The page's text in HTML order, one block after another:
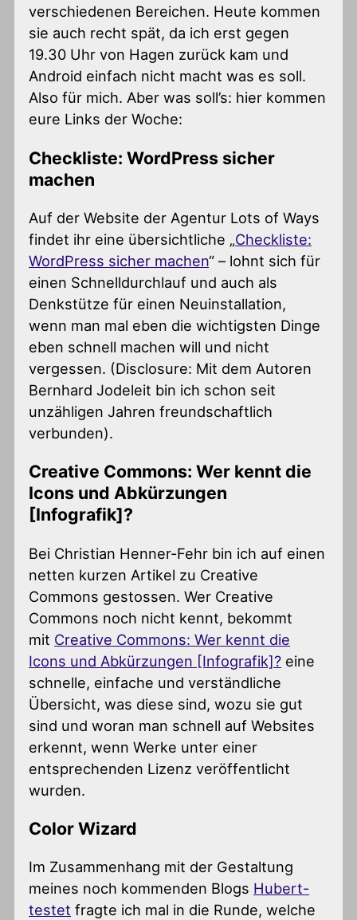
verschiedenen Bereichen. Heute kommen
sie auch recht spät, da ich erst gegen
19.30 Uhr von Hagen zurück kam und
Android einfach nicht macht was es soll.
Also für mich. Aber was soll’s: hier kommen
eure Links der Woche:
Checkliste: WordPress sicher
machen
Auf der Website der Agentur Lots of Ways
findet ihr eine übersichtliche „Checkliste:
WordPress sicher machen“ – lohnt sich für
einen Schnelldurchlauf und auch als
Denkstütze für einen Neuinstallation,
wenn man mal eben die wichtigsten Dinge
eben schnell machen will und nicht
vergessen. (Disclosure: Mit dem Autoren
Bernhard Jodeleit bin ich schon seit
unzähligen Jahren freundschaftlich
verbunden).
Creative Commons: Wer kennt die
Icons und Abkürzungen
[Infografik]?
Bei Christian Henner-Fehr bin ich auf einen
netten kurzen Artikel zu Creative
Commons gestossen. Wer Creative
Commons noch nicht kennt, bekommt
mit Creative Commons: Wer kennt die
Icons und Abkürzungen [Infografik]? eine
schnelle, einfache und verständliche
Übersicht, was diese sind, wozu sie gut
sind und woran man schnell auf Websites
erkennt, wenn Werke unter einer
entsprechenden Lizenz veröffentlicht
wurden.
Color Wizard
Im Zusammenhang mit der Gestaltung
meines noch kommenden Blogs Hubert-
testet fragte ich mal in die Runde, welche